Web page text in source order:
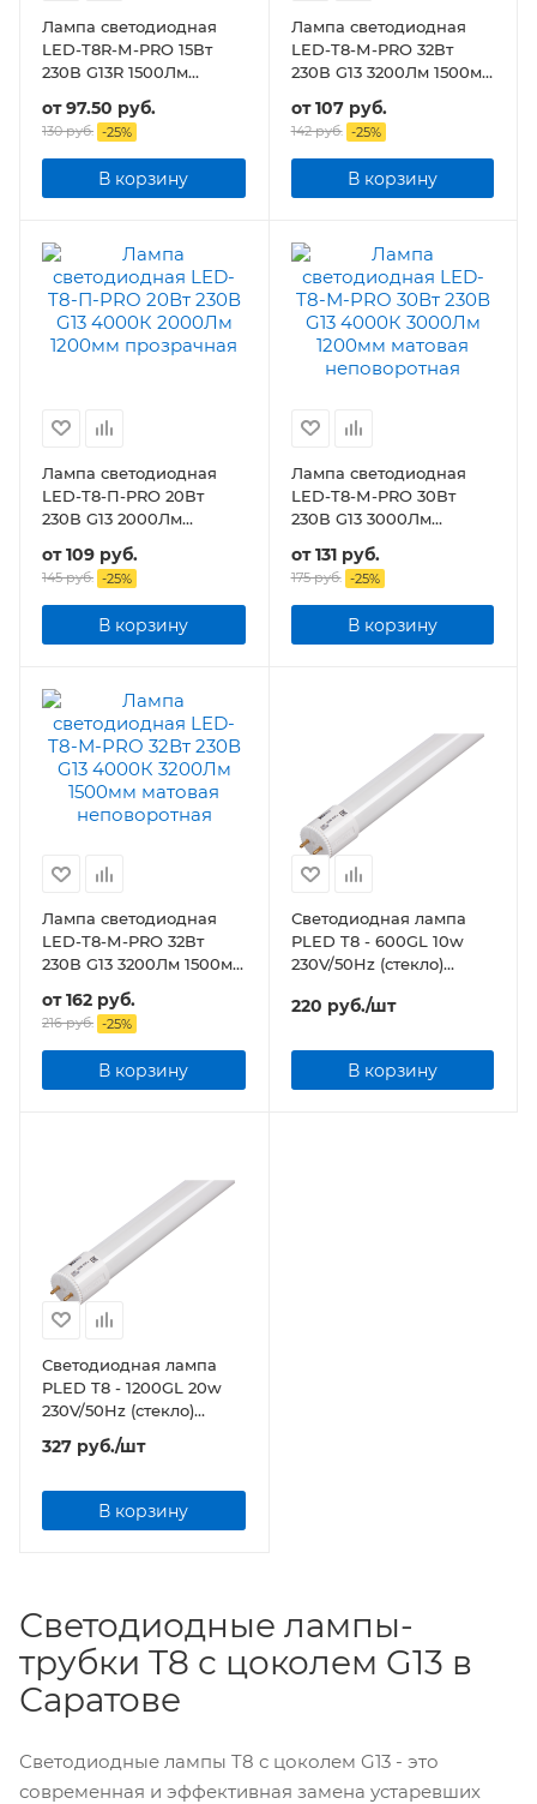
Лампа светодиодная
LED-T8R-М-PRO 15Вт
230В G13R 1500Лм
поворотная
от97.50 руб.
130 руб. -25%
В корзину
Лампа светодиодная
LED-T8-М-PRO 32Вт
230В G13 3200Лм 1500мм
от107 руб.
142 руб. -25%
В корзину
Лампа светодиодная
LED-T8-П-PRO 20Вт
230В G13 2000Лм
от109 руб.
145 руб. -25%
В корзину
Лампа светодиодная
LED-T8-М-PRO 30Вт
230В G13 3000Лм
от131 руб.
175 руб. -25%
В корзину
Лампа светодиодная
LED-T8-М-PRO 32Вт
230В G13 3200Лм 1500мм
от162 руб.
216 руб. -25%
В корзину
Светодиодная лампа
PLED T8 - 600GL 10w
230V/50Hz (стекло)
220 руб./шт
В корзину
Светодиодная лампа
PLED T8 - 1200GL 20w
230V/50Hz (стекло)
327 руб./шт
В корзину
Светодиодные лампы-
трубки T8 с цоколем G13 в
Саратове
Светодиодные лампы T8 с цоколем G13 - это
современная и эффективная замена устаревших